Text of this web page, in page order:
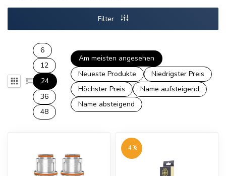
Filter
6
12
24
36
48
Am meisten angesehen
Neueste Produkte
Niedrigster Preis
Höchster Preis
Name aufsteigend
Name absteigend
-4%